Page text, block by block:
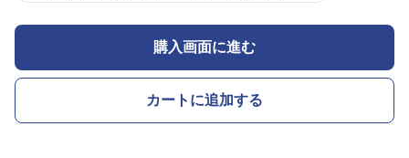
購入画面に進む
カートに追加する